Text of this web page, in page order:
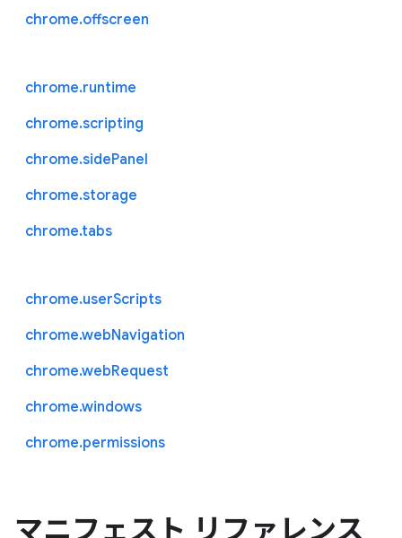
chrome.offscreen
chrome.runtime
chrome.scripting
chrome.sidePanel
chrome.storage
chrome.tabs
chrome.userScripts
chrome.webNavigation
chrome.webRequest
chrome.windows
chrome.permissions
マニフェスト リファレンス